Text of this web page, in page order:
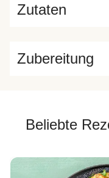
Zutaten
Zubereitung
Beliebte